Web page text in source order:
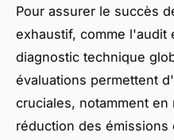
Pour assurer le succès
exhaustif, comme l'audit
diagnostic technique
évaluations permettent
cruciales, notamment
réduction des émissions